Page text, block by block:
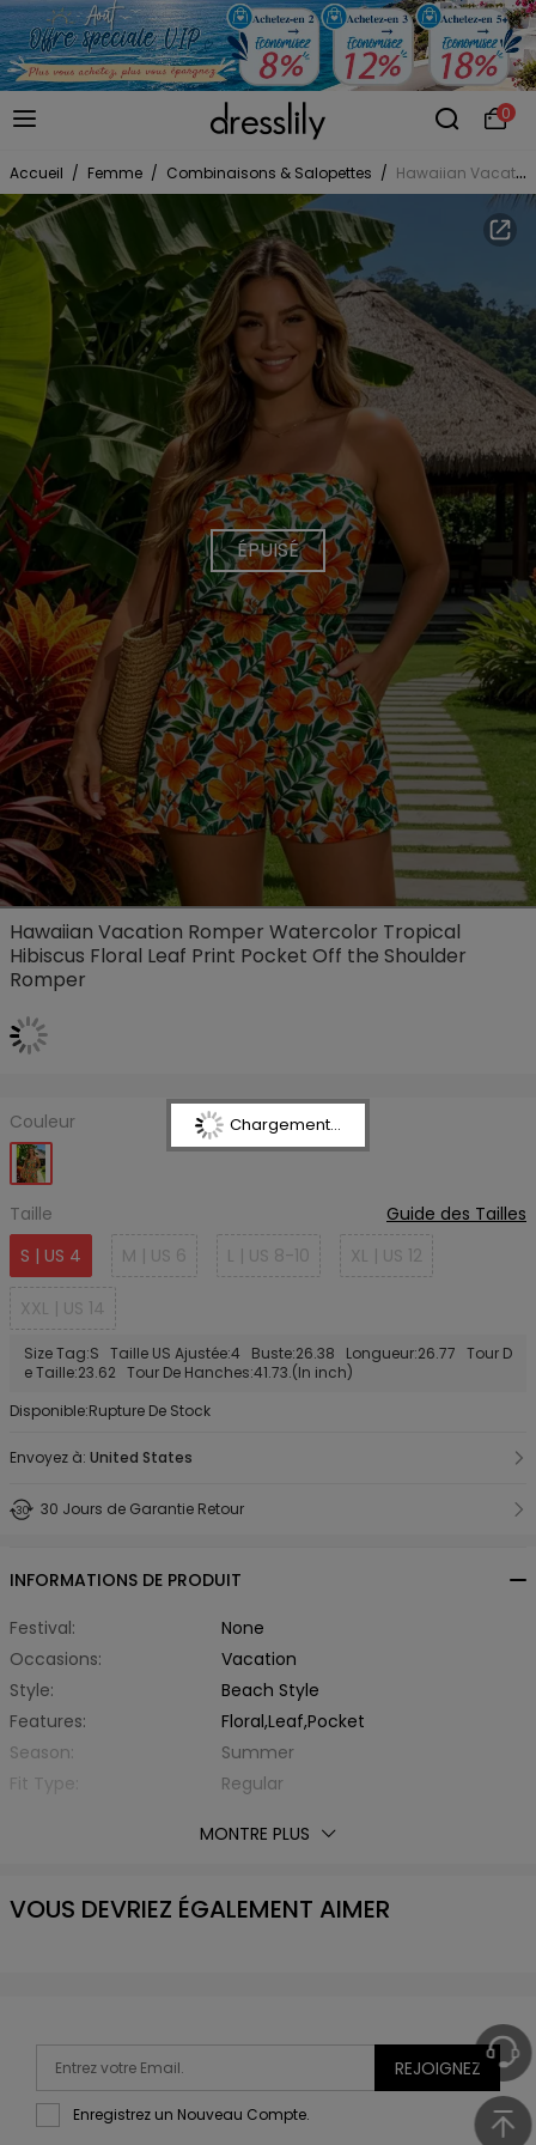
0
Accueil / Femme / Combinaisons & Salopettes / Hawaiian Vacation Romper Watercolor Tropical Hibiscus Floral Leaf Print Pocket Off the Shoulder Romper
ÉPUISÉ
Hawaiian Vacation Romper Watercolor Tropical
Hibiscus Floral Leaf Print Pocket Off the Shoulder
Romper
Couleur
Taille
Guide des Tailles
S | US 4
M | US 6 L | US 8-10 XL | US 12
XXL | US 14
Size Tag:S Taille US Ajustée:4 Buste:26.38 Longueur:26.77 Tour D
e Taille:23.62 Tour De Hanches:41.73.(In inch)
Disponible:Rupture De Stock
Envoyez à: United States
30 Jours de Garantie Retour
INFORMATIONS DE PRODUIT
Festival:
None
Occasions:
Vacation
Style:
Beach Style
Features:
Floral,Leaf,Pocket
Season:
Summer
Fit Type:
Regular
No Stretch
Material:
Elastane,Polyester
Top Length:
Waist:
High Waist
Package Contents:
1 x Romper
MONTRE PLUS
VOUS DEVRIEZ ÉGALEMENT AIMER
REJOIGNEZ
Enregistrez un Nouveau Compte.
Chargement...